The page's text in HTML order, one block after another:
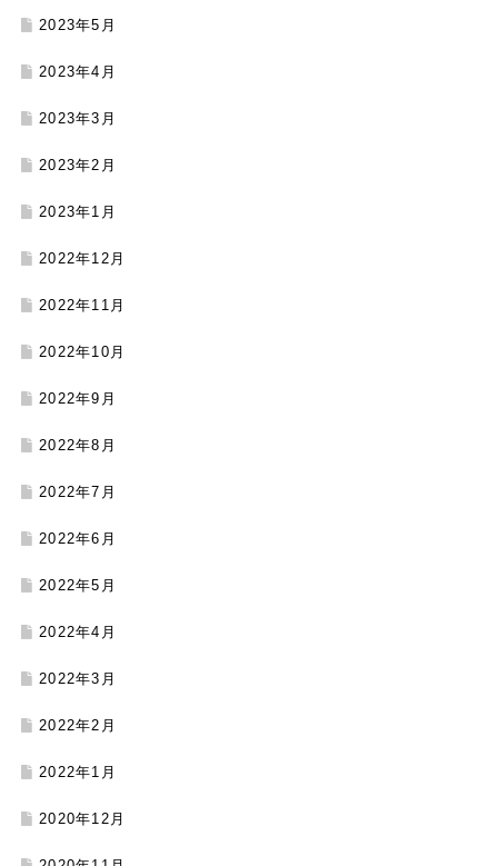
2023年5月
2023年4月
2023年3月
2023年2月
2023年1月
2022年12月
2022年11月
2022年10月
2022年9月
2022年8月
2022年7月
2022年6月
2022年5月
2022年4月
2022年3月
2022年2月
2022年1月
2020年12月